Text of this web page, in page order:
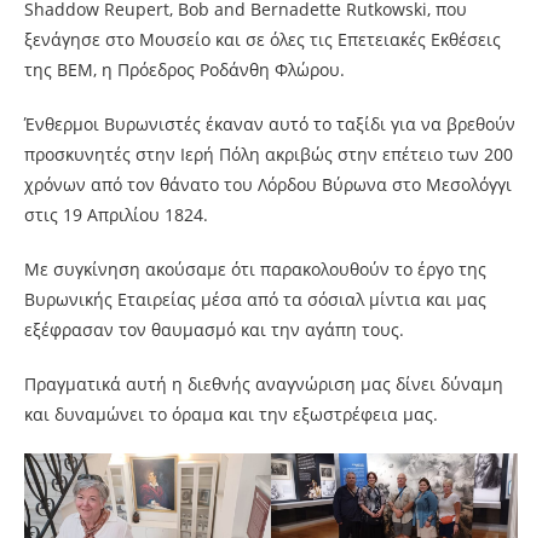
Shaddow Reupert, Bob and Bernadette Rutkowski, που
ξενάγησε στο Μουσείο και σε όλες τις Επετειακές Εκθέσεις
της ΒΕΜ, η Πρόεδρος Ροδάνθη Φλώρου.
Ένθερμοι Βυρωνιστές έκαναν αυτό το ταξίδι για να βρεθούν
προσκυνητές στην Ιερή Πόλη ακριβώς στην επέτειο των 200
χρόνων από τον θάνατο του Λόρδου Βύρωνα στο Μεσολόγγι
στις 19 Απριλίου 1824.
Με συγκίνηση ακούσαμε ότι παρακολουθούν το έργο της
Βυρωνικής Εταιρείας μέσα από τα σόσιαλ μίντια και μας
εξέφρασαν τον θαυμασμό και την αγάπη τους.
Πραγματικά αυτή η διεθνής αναγνώριση μας δίνει δύναμη
και δυναμώνει το όραμα και την εξωστρέφεια μας.